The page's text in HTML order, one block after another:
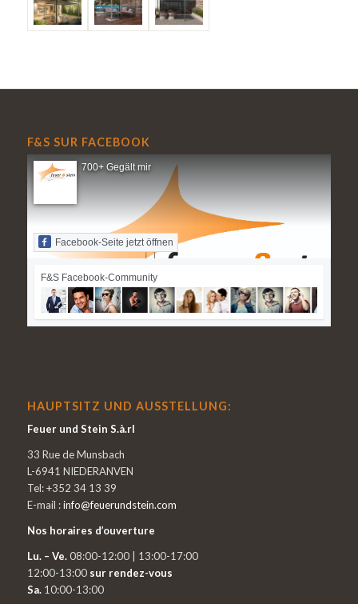
F&S SUR FACEBOOK
700+ Gegält mir
Facebook-Seite jetzt öffnen
F&S Facebook-Community
HAUPTSITZ UND AUSSTELLUNG:
Feuer und Stein S.à.rl
33 Rue de Munsbach
L-6941 NIEDERANVEN
Tel: +352 34 13 39
E-mail :info@feuerundstein.com
Nos horaires d’ouverture
Lu. – Ve.08:00-12:00 | 13:00-17:00
12:00-13:00 sur rendez-vous
Sa. 10:00-13:00